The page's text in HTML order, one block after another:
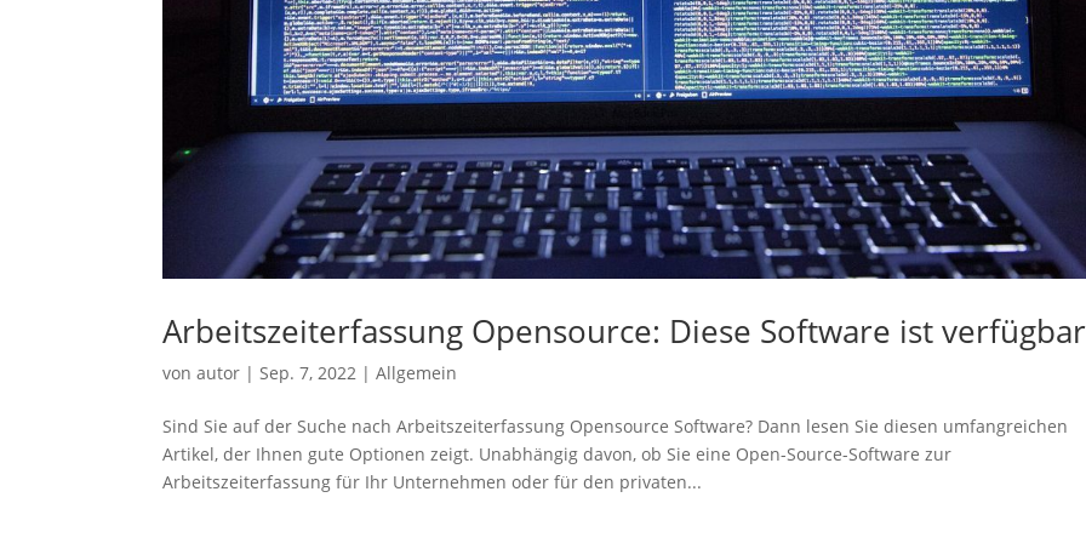
Arbeitszeiterfassung Opensource: Diese Software ist verfügbar
vonautor |Sep. 7, 2022 |Allgemein
Sind Sie auf der Suche nach Arbeitszeiterfassung Opensource Software? Dann lesen Sie diesen umfangreichen
Artikel, der Ihnen gute Optionen zeigt. Unabhängig davon, ob Sie eine Open-Source-Software zur
Arbeitszeiterfassung für Ihr Unternehmen oder für den privaten...